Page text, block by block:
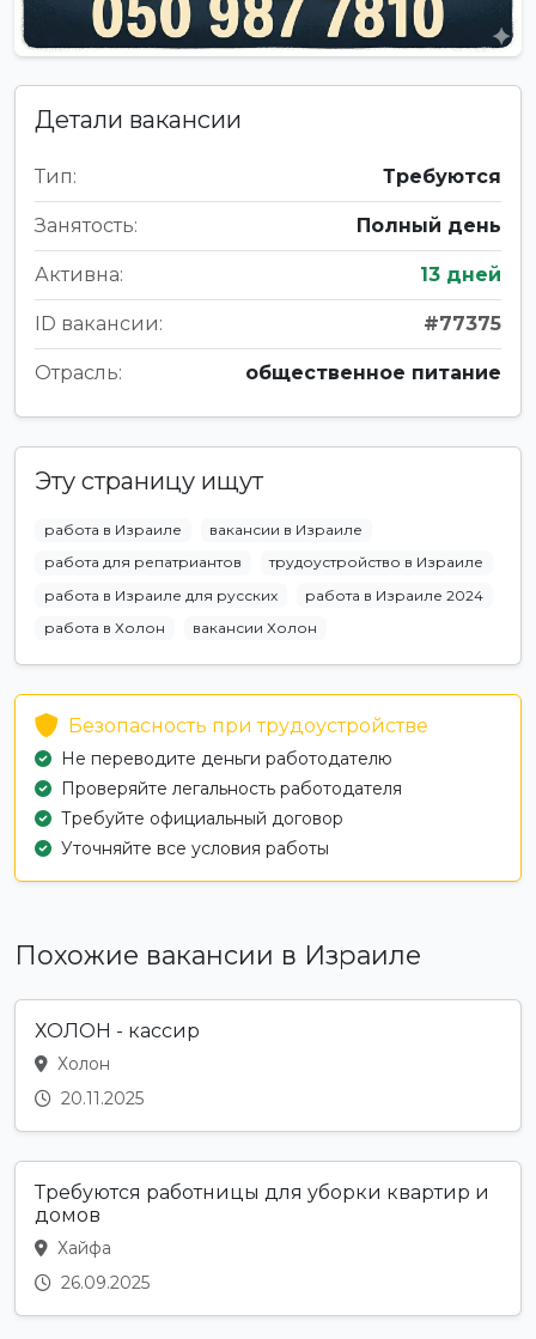
Детали вакансии
Тип: Требуются
Занятость: Полный день
Активна: 13 дней
ID вакансии: #77375
Отрасль: общественное питание
Эту страницу ищут
работа в Израиле
вакансии в Израиле
работа для репатриантов
трудоустройство в Израиле
работа в Израиле для русских
работа в Израиле 2024
работа в Холон
вакансии Холон
Безопасность при трудоустройстве
Не переводите деньги работодателю
Проверяйте легальность работодателя
Требуйте официальный договор
Уточняйте все условия работы
Похожие вакансии в Израиле
ХОЛОН - кассир
Холон
20.11.2025
Требуются работницы для уборки квартир и
домов
Хайфа
26.09.2025